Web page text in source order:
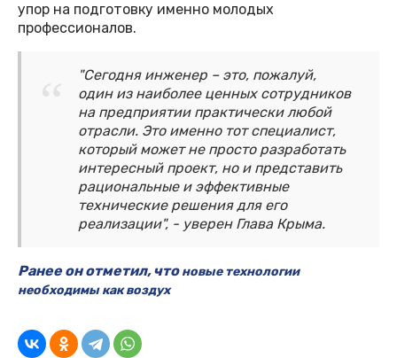
упор на подготовку именно молодых
профессионалов.
"Сегодня инженер – это, пожалуй,
один из наиболее ценных сотрудников
на предприятии практически любой
отрасли. Это именно тот специалист,
который может не просто разработать
интересный проект, но и представить
рациональные и эффективные
технические решения для его
реализации", - уверен Глава Крыма.
Ранее он отметил, чтоновые технологии
необходимы как воздух